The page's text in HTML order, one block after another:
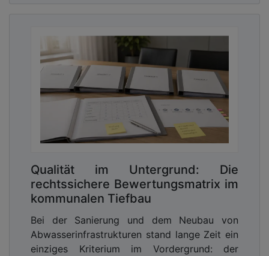
Qualität im Untergrund: Die
rechtssichere Bewertungsmatrix im
kommunalen Tiefbau
Bei der Sanierung und dem Neubau von
Abwasserinfrastrukturen stand lange Zeit ein
einziges Kriterium im Vordergrund: der